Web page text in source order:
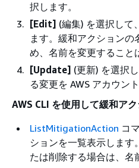
択します。
[Edit] (編集) を選択して
ます。緩和アクションの
め、名前を変更すること
[Update] (更新) を選択
る変更を AWS アカウン
AWS CLI を使用して緩和ア
ListMitigationAction コ
ションを一覧表示します
たは削除する場合は、名